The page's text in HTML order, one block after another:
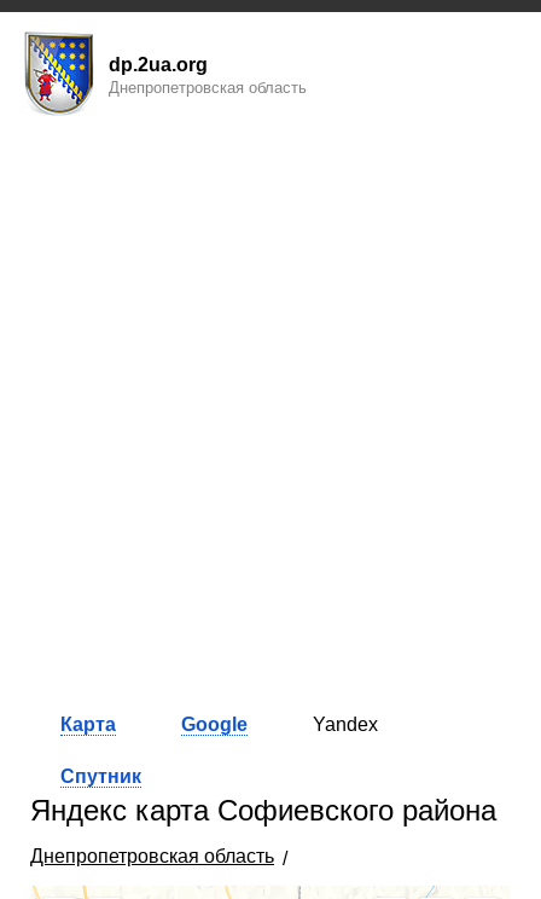
dp.2ua.org
Днепропетровская область
Карта Google Yandex
Спутник
Яндекс карта Софиевского района
Днепропетровская область